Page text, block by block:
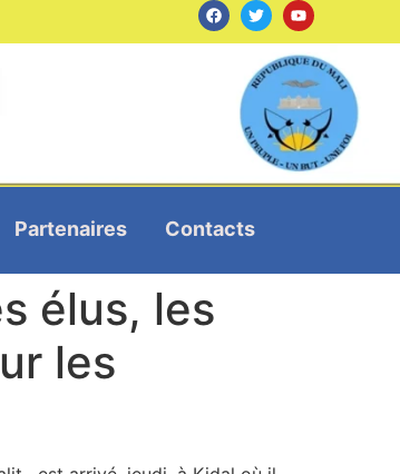
Partenaires Contacts
élus, les
les